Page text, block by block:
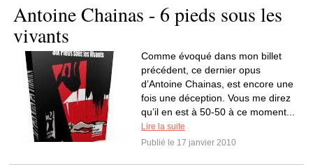
Antoine Chainas - 6 pieds sous les
vivants
Comme évoqué dans mon billet
précédent, ce dernier opus
d’Antoine Chainas, est encore une
fois une déception. Vous me direz
qu’il en est à 50-50 à ce moment...
Lire la suite
Publié le 17 janvier 2010